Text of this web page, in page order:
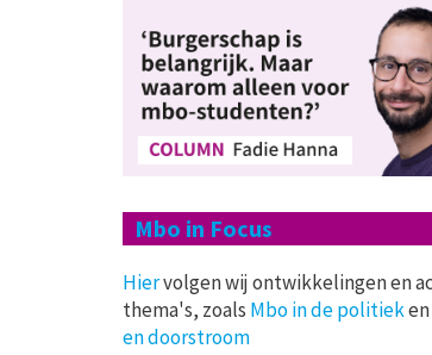
Mbo in Focus
Hiervolgen wij ontwikkelingen en
thema's, zoals Mbo in de politieken
en doorstroom